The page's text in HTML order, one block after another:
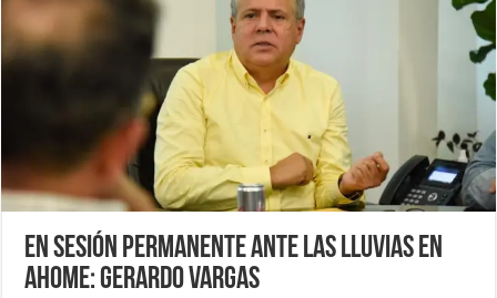
En sesión permanente ante las lluvias en
Ahome: Gerardo Vargas